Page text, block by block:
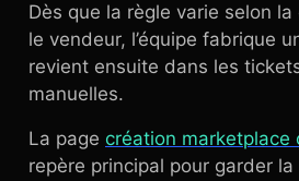
Dès que la règle varie selon
le vendeur, l’équipe fabrique
revient ensuite dans les
manuelles.
La page création marketplace
repère principal pour garder